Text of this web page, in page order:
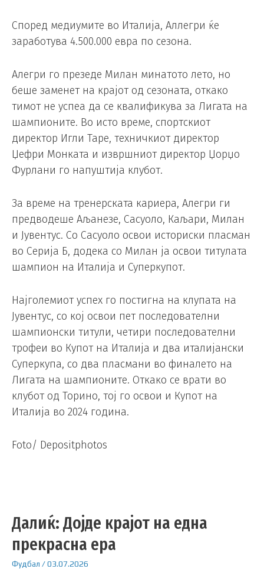
Според медиумите во Италија, Аллегри ќе
заработува 4.500.000 евра по сезона.
Алегри го презеде Милан минатото лето, но
беше заменет на крајот од сезоната, откако
тимот не успеа да се квалификува за Лигата на
шампионите. Во исто време, спортскиот
директор Игли Таре, техничкиот директор
Џефри Монката и извршниот директор Џорџо
Фурлани го напуштија клубот.
За време на тренерската кариера, Алегри ги
предводеше Аљанезе, Сасуоло, Каљари, Милан
и Јувентус. Со Сасуоло освои историски пласман
во Серија Б, додека со Милан ја освои титулата
шампион на Италија и Суперкупот.
Најголемиот успех го постигна на клупата на
Јувентус, со кој освои пет последователни
шампионски титули, четири последователни
трофеи во Купот на Италија и два италијански
Суперкупа, со два пласмани во финалето на
Лигата на шампионите. Откако се врати во
клубот од Торино, тој го освои и Купот на
Италија во 2024 година.
Foto/ Depositphotos
Далиќ: Дојде крајот на една
прекрасна ера
Фудбал /03.07.2026